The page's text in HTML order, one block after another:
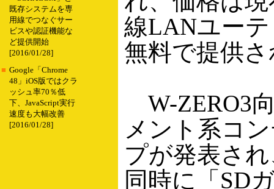
既存システムを専
用線でつなぐサー
ビスや認証機能な
ど提供開始
[2016/01/28]
■ Google「Chrome
48」iOS版ではクラ
ッシュ率70％低
下、JavaScript実行
速度も大幅改善
[2016/01/28]
線LANユー
無料で提供
W-ZERO3
メント系コ
プが発表さ
同時に「SD